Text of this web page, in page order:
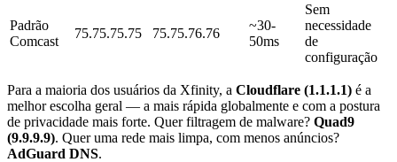
Padrão
Comcast
75.75.75.75 75.75.76.76
~30-
50ms
Sem
necessidade
de
configuração
Para a maioria dos usuários da Xfinity, a Cloudflare (1.1.1.1) é a
melhor escolha geral — a mais rápida globalmente e com a postura
de privacidade mais forte. Quer filtragem de malware? Quad9
(9.9.9.9). Quer uma rede mais limpa, com menos anúncios?
AdGuard DNS.